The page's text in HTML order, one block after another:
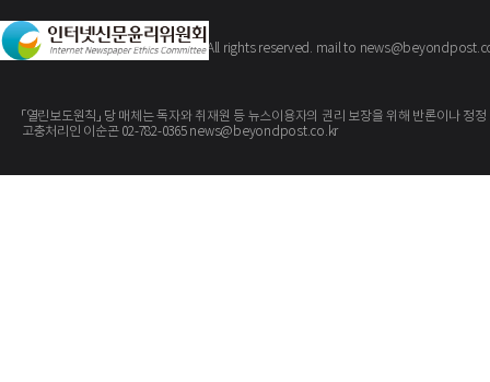
Copyright ©The BeyondPost. All rights reserved. mail to
「열린보도원칙」 당 매체는 독자와 취재원 등 뉴스이용자의 권리 보장을 위해 반론이나
고충처리인 이순곤 02-782-0365 news@beyondpost.co.kr